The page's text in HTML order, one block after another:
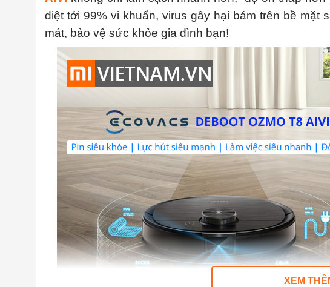
diệt tới 99% vi khuẩn, virus gây hại bám trên bề mặt
mát, bảo vệ sức khỏe gia đình bạn!
XEM